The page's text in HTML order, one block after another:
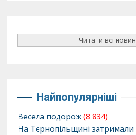
Читати всі
Найпопулярніші
Весела подорож(8 834)
На Тернопільщині затримали